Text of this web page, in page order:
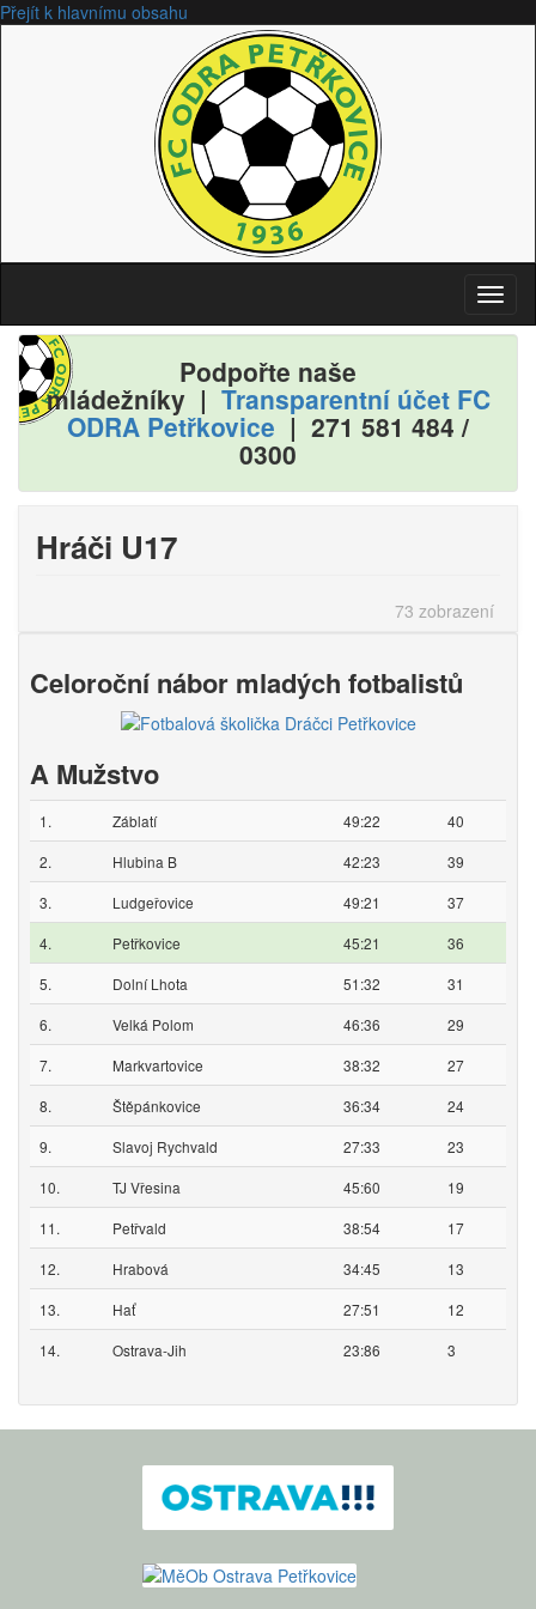
Přejít k hlavnímu obsahu
Podpořte naše
mládežníky | Transparentní účet FC
ODRA Petřkovice | 271 581 484 /
0300
Hráči U17
73 zobrazení
Celoroční nábor mladých fotbalistů
A Mužstvo
1. Záblatí 49:22
40
2.
Hlubina B 42:23
39
3.
Ludgeřovice 49:21
37
4.
Petřkovice 45:21
36
5.
Dolní Lhota 51:32
31
6.
Velká Polom 46:36
29
7.
Markvartovice 38:32
27
8.
Štěpánkovice 36:34
24
9.
Slavoj Rychvald 27:33
23
10.
TJ Vřesina 45:60
19
11.
Petřvald 38:54
17
12.
Hrabová 34:45
13
13.
Hať 27:51
12
14.
Ostrava-Jih 23:86 3